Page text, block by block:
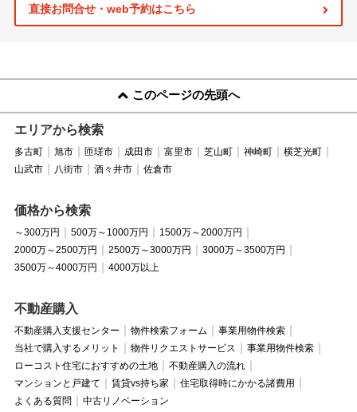
直接お問合せ・web予約はこちら
このページの先頭へ
エリアから検索
多古町 旭市 匝瑳市 成田市 富里市 芝山町 神崎町
横芝光町
山武市
八街市 酒々井市 佐倉市
価格から検索
～300万円 500万～1000万円
1500万～2000万円
2000万～2500万円
2500万～3000万円
3000万～3500万円
3500万～4000万円
4000万以上
不動産購入
不動産購入支援センター 物件検索フォーム
事業用物件検索
当社で購入するメリット
物件リクエストサービス
事業用物件検索
ローコスト住宅におすすめの土地
不動産購入の流れ
マンションと戸建て
賃貸vs持ち家
住宅取得時にかかる諸費用
よくある質問
中古リノベーション